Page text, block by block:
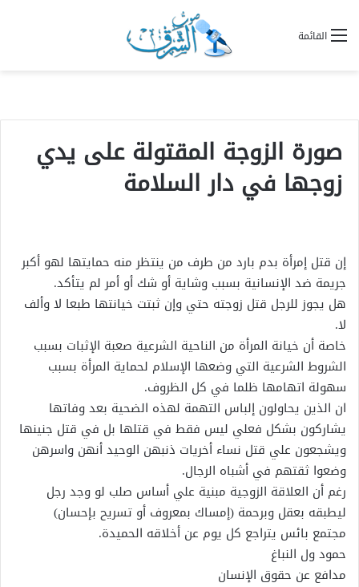
القائمة
صورة الزوجة المقتولة على يدي
زوجها في دار السلامة
إن قتل إمرأة بدم بارد من طرف من ينتظر منه حمايتها لهو أكبر
جريمة ضد الإنسانية بسبب وشاية أو شك أو أمر لم يتأكد.
هل يجوز للرجل قتل زوجته حتي وإن ثبتت خيانتها طبعا لا وألف
لا.
خاصة أن خيانة المرأة من الناحية الشرعية صعبة الإثبات بسبب
الشروط الشرعية التي وضعها الإسلام لحماية المرأة بسبب
سهولة اتهامها ظلما في كل الظروف.
ان الذين يحاولون إلباس التهمة لهذه الضحية بعد وفاتها
يشاركون بشكل فعلي ليس فقط في قتلها بل في قتل جنينها
ويشجعون علي قتل نساء أخريات ذنبهن الوحيد أنهن واسرهن
وضعوا ثقتهم في أشباه الرجال.
رغم أن العلاقة الزوجية مبنية علي أساس صلب لو وجد رجل
ليطبقه بعقل وبرحمة (إمساك بمعروف أو تسريح بإحسان)
مجتمع بائس يتراجع كل يوم عن أخلاقه الحميدة.
حمود ول النباغ
مدافع عن حقوق الإنسان